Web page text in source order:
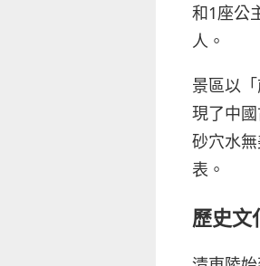
和1座公
人。
景區以
現了中
砂穴水
表。
歷史文